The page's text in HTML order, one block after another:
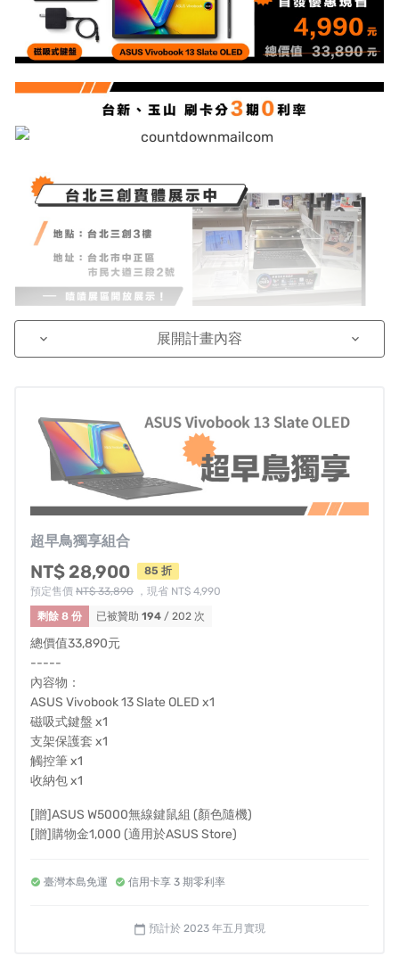
keyboard_arrow_down 展開計畫內容 keyboard_arrow_down
超早鳥獨享組合
NT$ 28,900
85 折
預定售價 NT$ 33,890 ，現省 NT$ 4,990
剩餘 8 份
已被贊助 194 / 202 次
總價值33,890元
-----
內容物：
ASUS Vivobook 13 Slate OLED x1
磁吸式鍵盤 x1
支架保護套 x1
觸控筆 x1
收納包 x1
[贈]ASUS W5000無線鍵鼠組 (顏色隨機)
[贈]購物金1,000 (適用於ASUS Store)
臺灣本島免運 信用卡享 3 期零利率
calendar_today 預計於 2023 年五月實現